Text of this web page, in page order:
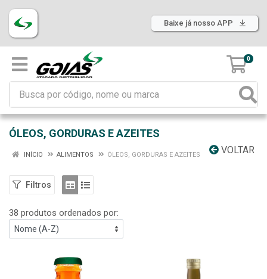
Baixe já nosso APP
0
ÓLEOS, GORDURAS E AZEITES
VOLTAR
INÍCIO ALIMENTOS ÓLEOS, GORDURAS E AZEITES
Filtros
38 produtos ordenados por: